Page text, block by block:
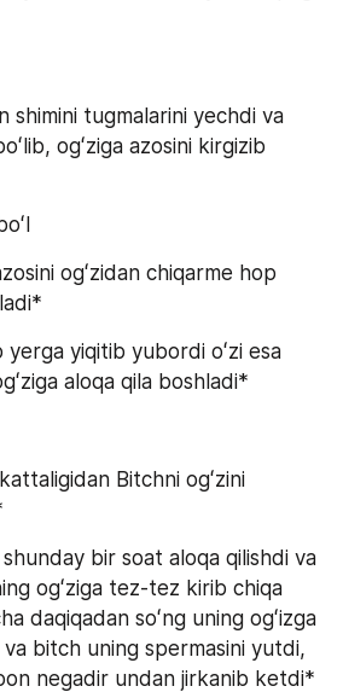
shimini tugmalarini yechdi va
ogʻziga azosini kirgizib
ogʻzidan chiqarme hop
yiqitib yubordi oʻzi esa
aloqa qila boshladi*
kattaligidan Bitchni ogʻzini
bir soat aloqa qilishdi va
ogʻziga tez-tez kirib chiqa
daqiqadan soʻng uning ogʻizga
bitch uning spermasini yutdi,
negadir undan jirkanib ketdi*